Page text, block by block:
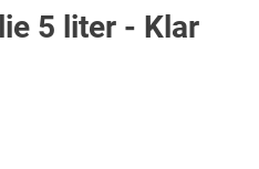
5 liter - Klar